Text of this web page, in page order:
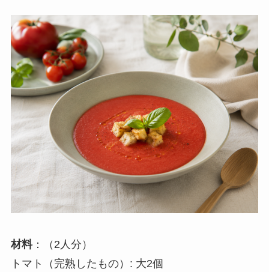
材料：（2人分）
トマト（完熟したもの）: 大2個